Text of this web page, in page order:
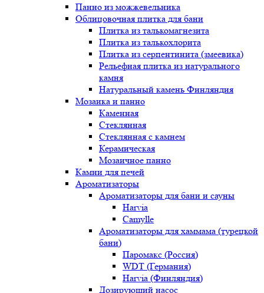
Панно из можжевельника
Облицовочная плитка для бани
Плитка из талькомагнезита
Плитка из талькохлорита
Плитка из серпентинита (змеевика)
Рельефная плитка из натурального
камня
Натуральный камень Финляндия
Мозаика и панно
Каменная
Стеклянная
Стеклянная с камнем
Керамическая
Мозаичное панно
Камни для печей
Ароматизаторы
Ароматизаторы для бани и сауны
Harvia
Camylle
Ароматизаторы для хаммама (турецкой
бани)
Паромакс (Россия)
WDT (Германия)
Harvia (Финляндия)
Дозирующий насос